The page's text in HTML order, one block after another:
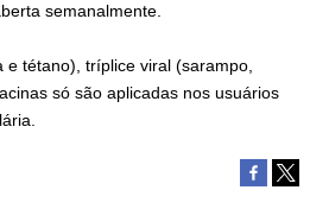
semanalmente.
tétano), tríplice viral (sarampo,
só são aplicadas nos usuários